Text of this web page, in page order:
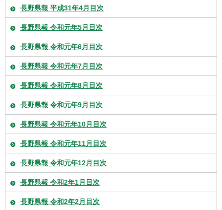
長野県報 平成31年4月目次
長野県報 令和元年5月目次
長野県報 令和元年6月目次
長野県報 令和元年7月目次
長野県報 令和元年8月目次
長野県報 令和元年9月目次
長野県報 令和元年10月目次
長野県報 令和元年11月目次
長野県報 令和元年12月目次
長野県報 令和2年1月目次
長野県報 令和2年2月目次